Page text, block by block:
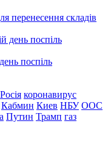
перенесення складів
поспіль
Росія коронавирус
Кабмин Киев НБУ ООС
Путин Трамп газ